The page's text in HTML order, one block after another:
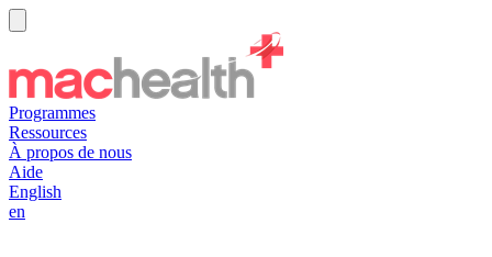
Programmes
Ressources
À propos de nous
Aide
English
en